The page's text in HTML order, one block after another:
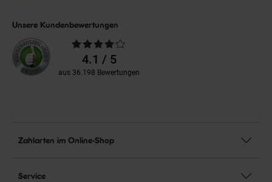
Unsere Kundenbewertungen
Durchschnittliche
Bewertungen4.1 / 5
aus 36.198 Bewertungen
Zahlarten im Online-Shop
Service